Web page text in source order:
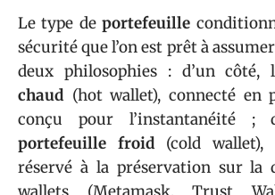
Le type deportefeuille
sécurité que l’on est prêt à
deux philosophies : d’un côté,
chaud (hot wallet), connecté en
conçu pour l’instantanéité ;
portefeuille froid (cold wallet),
réservé à la préservation sur la
wallets (Metamask, Trust